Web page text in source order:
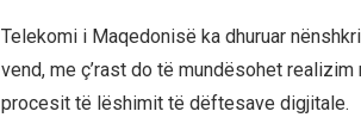
Telekomi i Maqedonisë ka dhuruar
vend, me ç’rast do të mundësohet
procesit të lëshimit të dëftesave digjitale.